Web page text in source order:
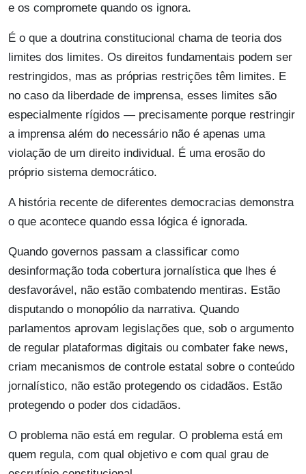
e os compromete quando os ignora.
É o que a doutrina constitucional chama de teoria dos
limites dos limites. Os direitos fundamentais podem ser
restringidos, mas as próprias restrições têm limites. E
no caso da liberdade de imprensa, esses limites são
especialmente rígidos — precisamente porque restringir
a imprensa além do necessário não é apenas uma
violação de um direito individual. É uma erosão do
próprio sistema democrático.
A história recente de diferentes democracias demonstra
o que acontece quando essa lógica é ignorada.
Quando governos passam a classificar como
desinformação toda cobertura jornalística que lhes é
desfavorável, não estão combatendo mentiras. Estão
disputando o monopólio da narrativa. Quando
parlamentos aprovam legislações que, sob o argumento
de regular plataformas digitais ou combater fake news,
criam mecanismos de controle estatal sobre o conteúdo
jornalístico, não estão protegendo os cidadãos. Estão
protegendo o poder dos cidadãos.
O problema não está em regular. O problema está em
quem regula, com qual objetivo e com qual grau de